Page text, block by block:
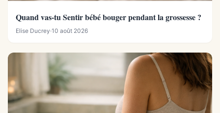
Quand vas-tu Sentir bébé bouger pendant la grossesse ?
Elise Ducrey·10 août 2026